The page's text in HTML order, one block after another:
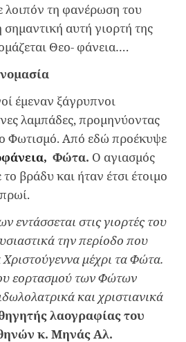
λοιπόν τη φανέρωση του
αυτή γιορτή της
Θεο- φάνεια….
έμεναν ξάγρυπνοι
λαμπάδες, προμηνύοντας
Φωτισμό. Από εδώ προέκυψε
Φώτα. Ο αγιασμός
βράδυ και ήταν έτσι έτοιμο
εντάσσεται στις γιορτές του
την περίοδο που
μέχρι τα Φώτα.
εορτασμού των Φώτων
και χριστιανικά
λαογραφίας του
κ. Μηνάς Αλ.